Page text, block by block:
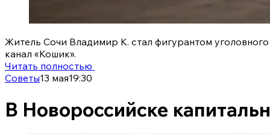
Житель Сочи Владимир К. стал фигурантом
канал «Кошик».
Читать полностью
Советы13 мая19:30
В Новороссийске